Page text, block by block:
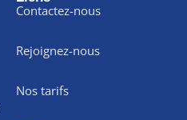
Contactez-nous
Rejoignez-nous
Nos tarifs